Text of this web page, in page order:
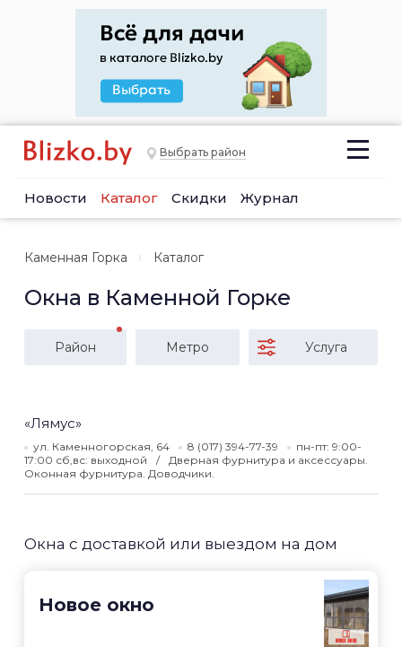
Выбрать район
Новости Каталог Скидки Журнал
Каменная Горка Каталог
Окна в Каменной Горке
Район Метро Услуга
«Лямус»
ул. Каменногорская, 64 8 (017) 394-77-39
пн-пт: 9:00-
17:00 сб,вс: выходной
Дверная фурнитура и аксессуары.
Оконная фурнитура. Доводчики.
Окна с доставкой или выездом на дом
Новое окно